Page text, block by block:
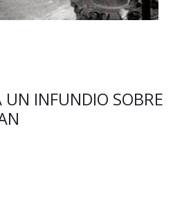
UN INFUNDIO SOBRE